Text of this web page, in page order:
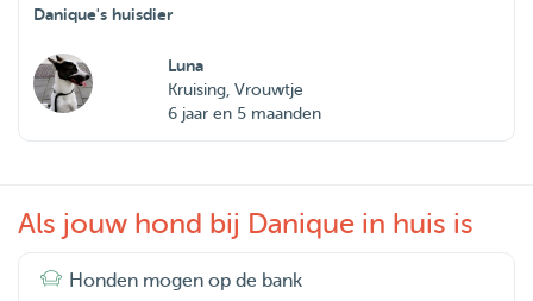
Danique's huisdier
Luna
Kruising, Vrouwtje
6 jaar en 5 maanden
Als jouw hond bij Danique in huis is
Honden mogen op de bank